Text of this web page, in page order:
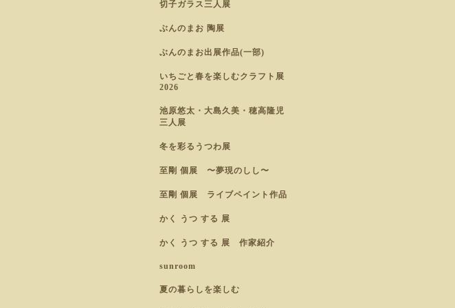
切子ガラス三人展
ぶんのまお 陶展
ぶんのまお出展作品(一部)
いちごと春を楽しむクラフト展
2026
池原悠太・大島久美・穂高隆児
三人展
冬を彩るうつわ展
至剛 個展 〜夢現のしし〜
至剛 個展 ライブペイント作品
かく うつ する 展
かく うつ する 展 作家紹介
sunroom
夏の暮らしを楽しむ